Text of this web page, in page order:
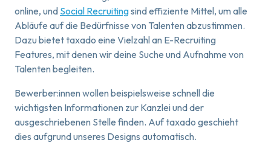
online, und Social Recruitingsind effiziente Mittel, um alle
Abläufe auf die Bedürfnisse von Talenten abzustimmen.
Dazu bietet taxado eine Vielzahl an E-Recruiting
Features, mit denen wir deine Suche und Aufnahme von
Talenten begleiten.
Bewerber:innen wollen beispielsweise schnell die
wichtigsten Informationen zur Kanzlei und der
ausgeschriebenen Stelle finden. Auf taxado geschieht
dies aufgrund unseres Designs automatisch.